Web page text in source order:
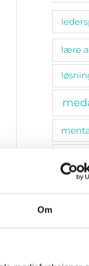
Om
lære